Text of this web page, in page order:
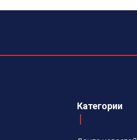
Категории